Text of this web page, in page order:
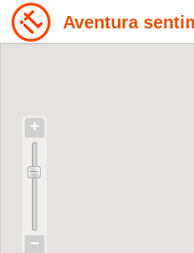
Aventura
+
−